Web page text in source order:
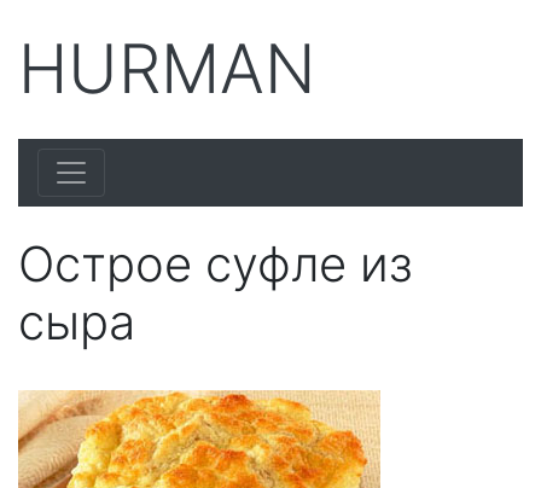
HURMAN
Острое суфле из
сыра